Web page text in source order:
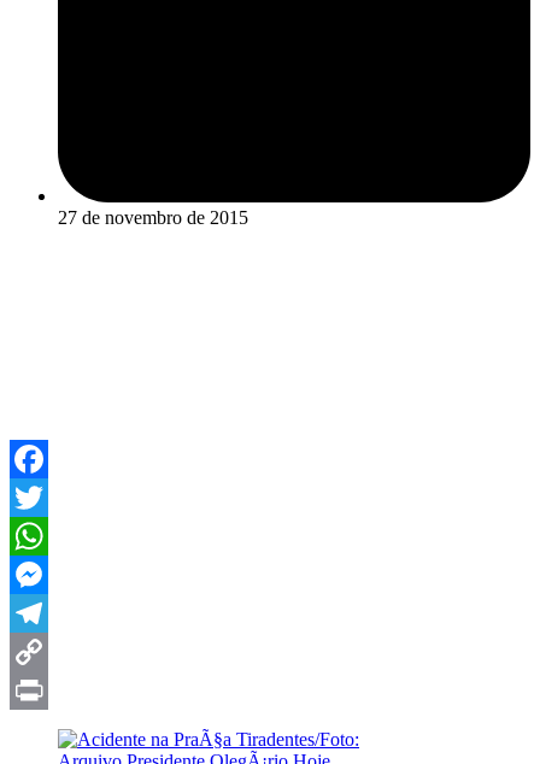
27 de novembro de 2015
Facebook
Twitter
WhatsApp
Messenger
Telegram
Copy